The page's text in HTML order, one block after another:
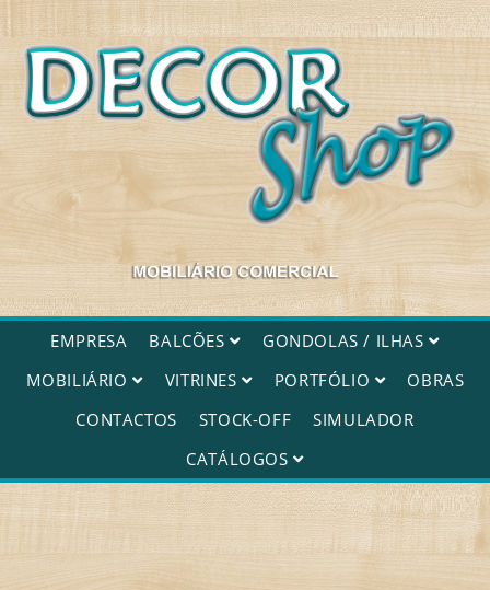
EMPRESA BALCÕES
GONDOLAS / ILHAS
MOBILIÁRIO
VITRINES PORTFÓLIO
OBRAS
CONTACTOS
STOCK-OFF
SIMULADOR
CATÁLOGOS